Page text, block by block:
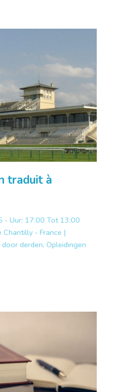
traduit à
- Uur: 17:00 Tot 13:00
Chantilly - France |
derden, Opleidingen